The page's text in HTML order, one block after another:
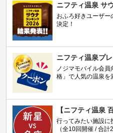
ニフティ温泉 サ
おふろ好きユーザ
決定！
ニフティ温泉プ
ノジマモバイル会
格」で人気の温泉を
【ニフティ温泉
行ってみたい施設に
（全10回開催 / 合計